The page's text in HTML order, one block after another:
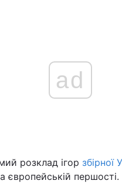
ad
розклад ігор збірної
європейській першості.